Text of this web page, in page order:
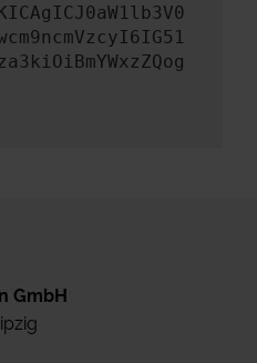
GmbH